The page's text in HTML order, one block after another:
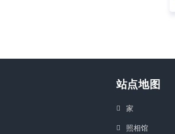
站点地图
家
照相馆